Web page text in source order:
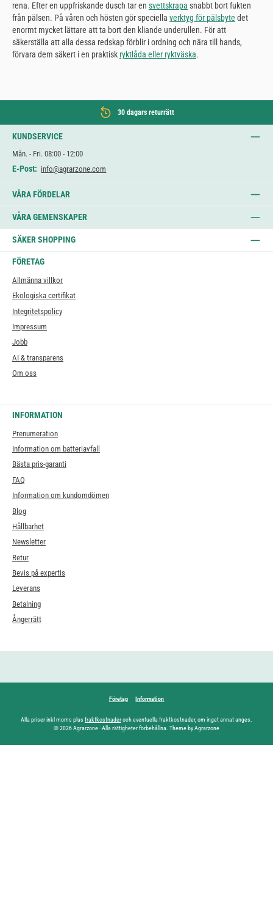
rena. Efter en uppfriskande dusch tar en svettskrapa snabbt bort fukten
från pälsen. På våren och hösten gör speciella verktyg för pälsbyte det
enormt mycket lättare att ta bort den kliande underullen. För att
säkerställa att alla dessa redskap förblir i ordning och nära till hands,
förvara dem säkert i en praktisk ryktlåda eller ryktväska.
30 dagars returrätt
KUNDSERVICE
Mån. - Fri. 08:00 - 12:00
E-Post: info@agrarzone.com
VÅRA FÖRDELAR
VÅRA GEMENSKAPER
SÄKER SHOPPING
FÖRETAG
Allmänna villkor
Ekologiska certifikat
Integritetspolicy
Impressum
Jobb
AI & transparens
Om oss
INFORMATION
Prenumeration
Information om batteriavfall
Bästa pris-garanti
FAQ
Information om kundomdömen
Blog
Hållbarhet
Newsletter
Retur
Bevis på expertis
Leverans
Betalning
Ångerrätt
Företag Information
Alla priser inkl moms plus fraktkostnaderoch eventuella fraktkostnader, om inget annat anges.
© 2026 Agrarzone - Alla rättigheter förbehållna. Theme by Agrarzone